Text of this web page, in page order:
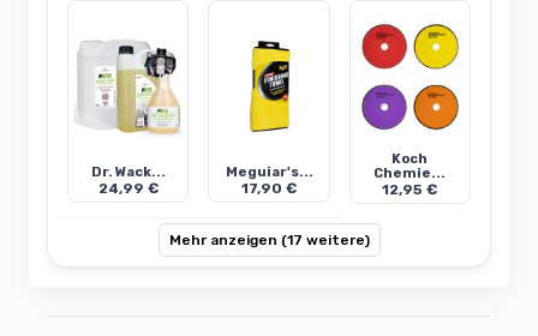
Dr. Wack...
24,99 €
Meguiar's...
17,90 €
Koch
Chemie...
12,95 €
Mehr anzeigen (17 weitere)